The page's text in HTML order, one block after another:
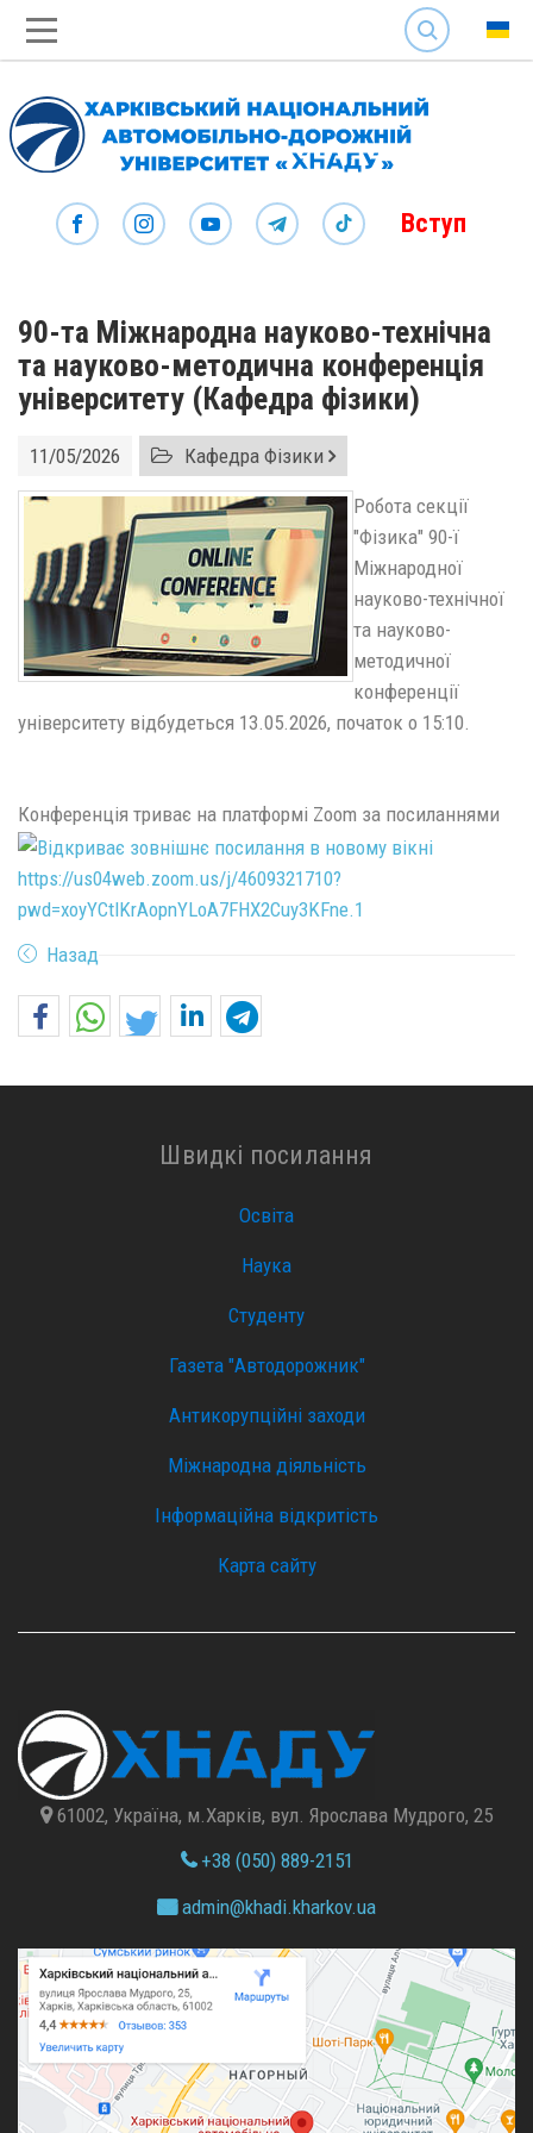
SEARCH
Вступ
90-та Міжнародна науково-технічна
та науково-методична конференція
університету (Кафедра фізики)
11/05/2026 Кафедра Фізики
Робота секції
"Фізика" 90-ї
Міжнародної
науково-технічної
та науково-
методичної
конференції
університету відбудеться 13.05.2026, початок о 15:10.
Конференція триває на платформі Zoom за посиланнями
https://us04web.zoom.us/j/4609321710?
pwd=xoyYCtlKrAopnYLoA7FHX2Cuy3KFne.1
Назад
Швидкі посилання
Освіта
Наука
Студенту
Газета "Автодорожник"
Антикорупційні заходи
Міжнародна діяльність
Інформаційна відкритість
Карта сайту
61002, Україна, м.Харків, вул. Ярослава Мудрого, 25
+38 (050) 889-2151
admin@khadi.kharkov.ua